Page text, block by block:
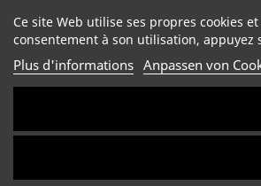
Ce site Web utilise ses propres cookies
consentement à son utilisation, appuyez
Plus d'informations Anpassen von